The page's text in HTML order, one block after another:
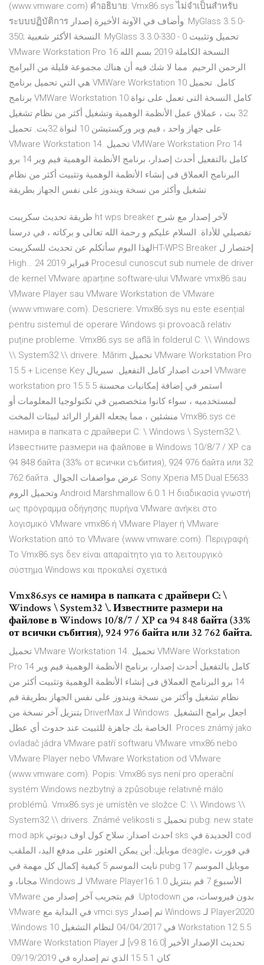
(www.vmware.com) คำอธิบาย: Vmx86.sys ไม่จำเป็นสำหรับ
ระบบปฏิบัติการ وأضاف في الآونة الأخيرة إصدار: MyGlass 3.5.0-
350; النسخة الأكثر شعبية: MyGlass 3.3.0-330 - 0 تحميل وتثبيت
VMware Workstation Pro 16 النسخة الكاملة 2019 بسم الله
الرحمن الرحيم. مما لا شك فيه أن هناك مجموعة قليلة من البرامج
هي التي تحميل برنامج VMWare Workstation 10 كامل. تحميل
برنامج VMWare Workstation 10 كامل النسخة التى تعمل على نواة
32 بت ، عملاق عمل الأنظمة الوهمية وتشغيل أكثر من نظام تشغيل
على جهاز واحد ، فيم وير وركستيشن 10 لنواة 32بت. تحميل
VMware Workstation 14. تحميل VMWare Workstation Pro 14
كامل بالتفعيل أحدث إصدار، برنامج الأنظمة الوهمية فيم وير 14 برو
البرنامج العملاق فى إنشاء الأنظمة الوهمية وتثبيت أكثر من نظام
تشغيل وأكثر من نسخة ويندوز على نفس الجهاز بطريقة
طريقة تحديث سكريبت ht wps breaker لآخر إصدار مع شرح
تفصيلي للأداة. السلام عليكم و رحمة الله تعالى و بركاته ، في درسنا
لهذا اليوم سأتكلم عن تحديث للسكريبتHT-WPS Breaker إختصار ل
High… 24 فبراير 2019 Procesul cunoscut sub numele de driver
de kernel VMware aparține software-ului VMware vmx86 sau
VMware Player sau VMware Workstation de VMware
(www.vmware.com). Descriere: Vmx86.sys nu este esențial
pentru sistemul de operare Windows și provoacă relativ
puține probleme. Vmx86.sys se află în folderul C: \\ Windows
\\ System32 \\ drivere. Mărim تحميل VMware Workstation Pro
15.5 + License Key احدث اصدار كامل التفعيل. سيريال VMware
workstation pro 15.5.5 استمر في إضافة إمكانيات محسنة
لمستخدميه ، سواء كانوا متخصصين في تكنولوجيا المعلومات أو
منشئين ، مما يجعله القرار الرائد لبيئات المخت Vmx86.sys се
намира в папката с драйвери C: \ Windows \ System32 \.
Известните размери на файлове в Windows 10/8/7 / XP са
94 848 байта (33% от всички събития), 924 976 байта или 32
762 байта. عرض مواصفات الجوال Sony Xperia M5 Dual E5633
وتحميل الروم Android Marshmallow 6.0.1 Η διαδικασία γνωστή
ως πρόγραμμα οδήγησης πυρήνα VMware ανήκει στο
λογισμικό VMware vmx86 ή VMware Player ή VMware
Workstation από το VMware (www.vmware.com). Περιγραφή:
Το Vmx86.sys δεν είναι απαραίτητο για το λειτουργικό
σύστημα Windows και προκαλεί σχετικά
Vmx86.sys се намира в папката с драйвери C: \
Windows \ System32 \. Известните размери на
файлове в Windows 10/8/7 / XP са 94 848 байта (33%
от всички събития), 924 976 байта или 32 762 байта.
تحميل VMware Workstation 14. تحميل VMWare Workstation
Pro 14 كامل بالتفعيل أحدث إصدار، برنامج الأنظمة الوهمية فيم وير
14 برو البرنامج العملاق فى إنشاء الأنظمة الوهمية وتثبيت أكثر من
نظام تشغيل وأكثر من نسخة ويندوز على نفس الجهاز بطريقة قم
بتنزيل آخر نسخة من DriverMax لـ Windows. اجعل برامج التشغيل
الخاصة بك جاهزة للثبيت عند حدوث أي عطل. Proces známý jako
ovladač jádra VMware patří softwaru VMware vmx86 nebo
VMware Player nebo VMware Workstation od VMware
(www.vmware.com). Popis: Vmx86.sys není pro operační
systém Windows nezbytný a způsobuje relativně málo
problémů. Vmx86.sys je umístěn ve složce C: \\ Windows \\
System32 \\ drivers. Známé velikosti s تحميل pubg: new state
mod apk احدث اصدار; سلاح كول اوف ديوتي sks الجديدة في cod
موبايل; أين يمكن العثور على مدفع اليد، الملقب deagle، في فورت
نايت الموسم 5 كيفية إكمال كل مهمة في pubg موبايل الموسم 17
الأسبوع 7 ‫قم بنتزيل VMware Player16.1.0 لـ Windows مجانا، و
بدون فيروسات، من Uptodown. قم بتجريب آخر إصدار من VMware
Player2020 لـ Windows تم إصدار vmci.sys في البداية مع VMware
Workstation 12.5.5 في 04/04/2017 لنظام التشغيل Windows 10.
تحديث الإصدار الأخير [v9.8.16.0] لـ VMWare Workstation Player
كان 15.5.1 الذي تم إصداره في 09/19/2019.